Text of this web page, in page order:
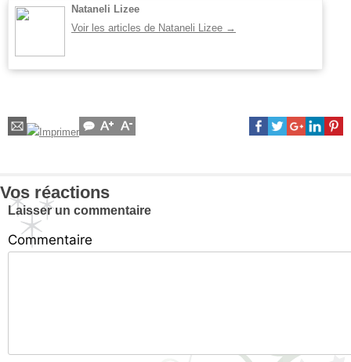
Nataneli Lizee
Voir les articles de Nataneli Lizee →
Vos réactions
Laisser un commentaire
Commentaire